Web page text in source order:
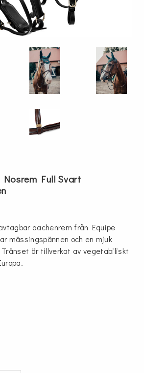
Full Svart
aachenrem från Equipe
mässingspännen och en mjuk
Tränset är tillverkat av vegetabiliskt